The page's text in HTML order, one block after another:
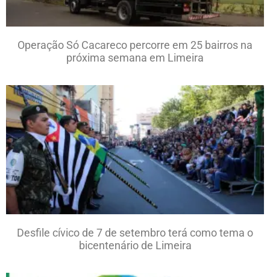
Operação Só Cacareco percorre em 25 bairros na
próxima semana em Limeira
Desfile cívico de 7 de setembro terá como tema o
bicentenário de Limeira